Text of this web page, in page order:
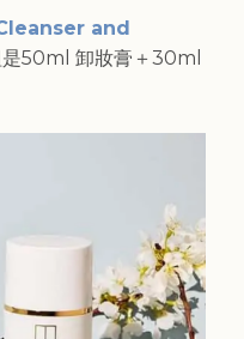
and
50ml 卸妝膏＋30ml